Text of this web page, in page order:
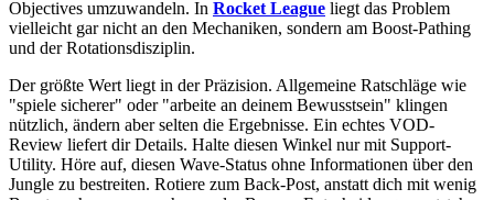
Objectives umzuwandeln. In Rocket League liegt das Problem
vielleicht gar nicht an den Mechaniken, sondern am Boost-Pathing
und der Rotationsdisziplin.
Der größte Wert liegt in der Präzision. Allgemeine Ratschläge wie
"spiele sicherer" oder "arbeite an deinem Bewusstsein" klingen
nützlich, ändern aber selten die Ergebnisse. Ein echtes VOD-
Review liefert dir Details. Halte diesen Winkel nur mit Support-
Utility. Höre auf, diesen Wave-Status ohne Informationen über den
Jungle zu bestreiten. Rotiere zum Back-Post, anstatt dich mit wenig